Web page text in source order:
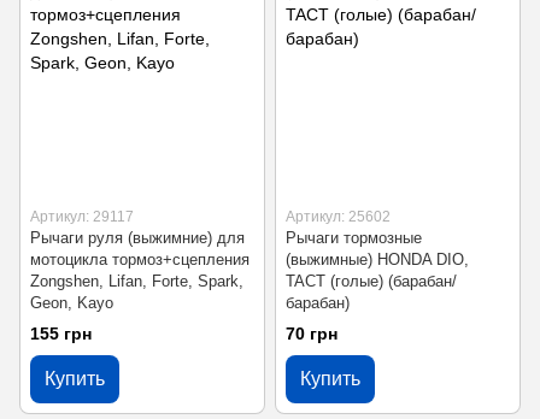
Артикул: 29117
Рычаги руля (выжимние) для
мотоцикла тормоз+сцепления
Zongshen, Lifan, Forte, Spark,
Geon, Kayo
155 грн
Купить
Артикул: 25602
Рычаги тормозные
(выжимные) HONDA DIO,
TACT (голые) (барабан/
барабан)
70 грн
Купить